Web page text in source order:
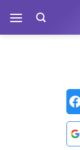
contenu